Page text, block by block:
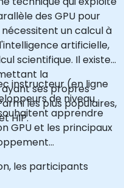
des GPU pour
un calcul à
artificielle,
scientifique. Il existe
la
ses propres
les plus populaires,
HIP.
instructeur (en ligne
de niveau
apprendre
GPU et les principaux
les participants